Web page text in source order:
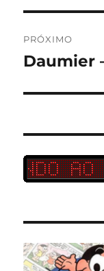
PRÓXIMO
Próximo
Daumier